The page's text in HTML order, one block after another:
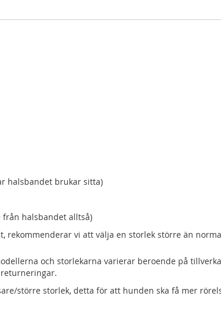
halsbandet brukar sitta)
halsbandet alltså)
rekommenderar vi att välja en storlek större än
och storlekarna varierar beroende på
större storlek, detta för att hunden ska få mer